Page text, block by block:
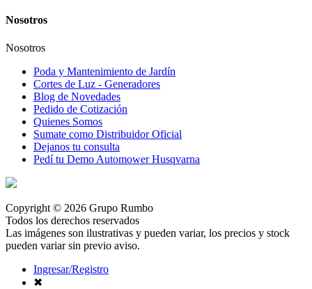
Nosotros
Nosotros
Poda y Mantenimiento de Jardín
Cortes de Luz - Generadores
Blog de Novedades
Pedido de Cotización
Quienes Somos
Sumate como Distribuidor Oficial
Dejanos tu consulta
Pedí tu Demo Automower Husqvarna
Copyright © 2026 Grupo Rumbo
Todos los derechos reservados
Las imágenes son ilustrativas y pueden variar, los precios y stock
pueden variar sin previo aviso.
Ingresar/Registro
✖